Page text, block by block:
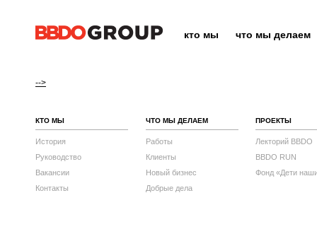
кто мы что мы делаем
-->
КТО МЫ
История
Руководство
Вакансии
Контакты
ЧТО МЫ ДЕЛАЕМ
Работы
Клиенты
Новый бизнес
Добрые дела
ПРОЕКТЫ
Лекторий BBDO
BBDO RUN
Фонд «Дети